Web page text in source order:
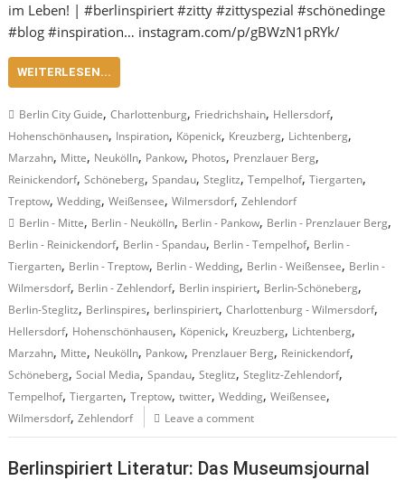
im Leben! | #berlinspiriert #zitty #zittyspezial #schönedinge
#blog #inspiration… instagram.com/p/gBWzN1pRYk/
WEITERLESEN...
Berlin City Guide,Charlottenburg, Friedrichshain, Hellersdorf,
Hohenschönhausen, Inspiration, Köpenick, Kreuzberg, Lichtenberg,
Marzahn, Mitte, Neukölln, Pankow, Photos, Prenzlauer Berg,
Reinickendorf,Schöneberg,Spandau,Steglitz,Tempelhof,Tiergarten,
Treptow,Wedding,Weißensee,Wilmersdorf,Zehlendorf
Berlin - Mitte, Berlin - Neukölln, Berlin - Pankow, Berlin - Prenzlauer Berg,
Berlin - Reinickendorf, Berlin - Spandau, Berlin - Tempelhof, Berlin -
Tiergarten, Berlin - Treptow, Berlin - Wedding, Berlin - Weißensee, Berlin -
Wilmersdorf, Berlin - Zehlendorf, Berlin inspiriert, Berlin-Schöneberg,
Berlin-Steglitz, Berlinspires, berlinspiriert,Charlottenburg - Wilmersdorf,
Hellersdorf, Hohenschönhausen, Köpenick, Kreuzberg, Lichtenberg,
Marzahn, Mitte, Neukölln, Pankow, Prenzlauer Berg, Reinickendorf,
Schöneberg,Social Media,Spandau,Steglitz,Steglitz-Zehlendorf,
Tempelhof,Tiergarten,Treptow,twitter,Wedding,Weißensee,
Wilmersdorf,Zehlendorf Leave a comment
Berlinspiriert Literatur: Das Museumsjournal